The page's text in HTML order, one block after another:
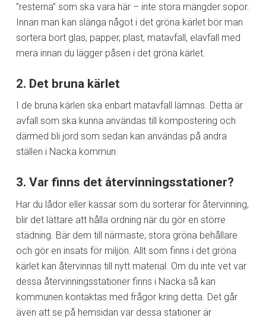
”resterna” som ska vara här – inte stora mängder sopor.
Innan man kan slänga något i det gröna kärlet bör man
sortera bort glas, papper, plast, matavfall, elavfall med
mera innan du lägger påsen i det gröna kärlet.
2. Det bruna kärlet
I de bruna kärlen ska enbart matavfall lämnas. Detta är
avfall som ska kunna användas till kompostering och
därmed bli jord som sedan kan användas på andra
ställen i Nacka kommun.
3. Var finns det återvinningsstationer?
Har du lådor eller kassar som du sorterar för återvinning,
blir det lättare att hålla ordning när du gör en större
städning. Bär dem till närmaste, stora gröna behållare
och gör en insats för miljön. Allt som finns i det gröna
kärlet kan återvinnas till nytt material. Om du inte vet var
dessa återvinningsstationer finns i Nacka så kan
kommunen kontaktas med frågor kring detta. Det går
även att se på hemsidan var dessa stationer är